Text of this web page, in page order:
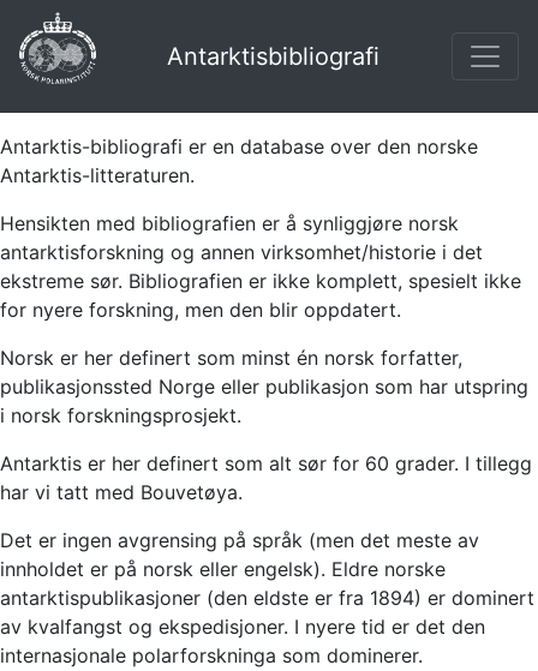
Antarktisbibliografi
Antarktis-bibliografi er en database over den norske
Antarktis-litteraturen.
Hensikten med bibliografien er å synliggjøre norsk
antarktisforskning og annen virksomhet/historie i det
ekstreme sør. Bibliografien er ikke komplett, spesielt ikke
for nyere forskning, men den blir oppdatert.
Norsk er her definert som minst én norsk forfatter,
publikasjonssted Norge eller publikasjon som har utspring
i norsk forskningsprosjekt.
Antarktis er her definert som alt sør for 60 grader. I tillegg
har vi tatt med Bouvetøya.
Det er ingen avgrensing på språk (men det meste av
innholdet er på norsk eller engelsk). Eldre norske
antarktispublikasjoner (den eldste er fra 1894) er dominert
av kvalfangst og ekspedisjoner. I nyere tid er det den
internasjonale polarforskninga som dominerer.